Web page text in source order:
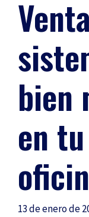
bien
en
13 de enero de